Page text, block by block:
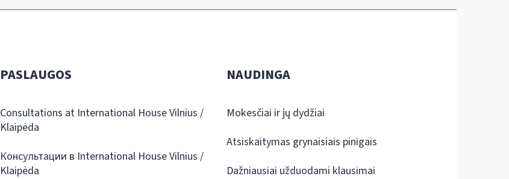
PASLAUGOS
Consultations at International House Vilnius /
Klaipėda
Консультации в International House Vilnius /
Klaipėda
NAUDINGA
Mokesčiai ir jų dydžiai
Atsiskaitymas grynaisiais pinigais
Dažniausiai užduodami klausimai